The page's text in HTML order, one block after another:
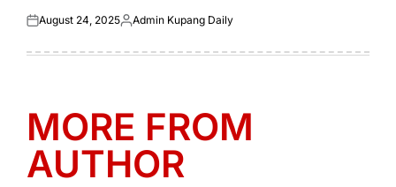
Posted
August 24, 2025Posted
Admin Kupang Daily
MORE FROM
AUTHOR